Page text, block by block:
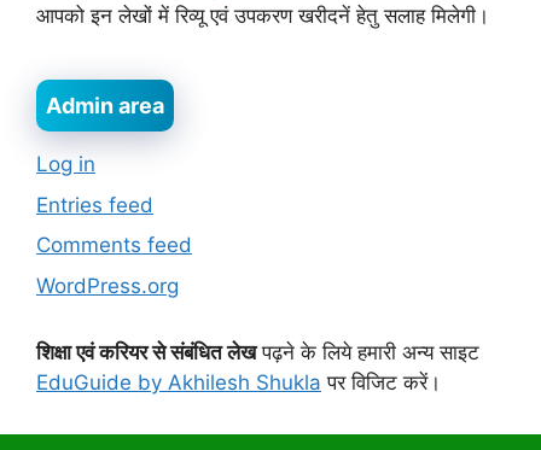
आपको इन लेखों में रिव्यू एवं उपकरण खरीदनें हेतु सलाह मिलेगी।
Admin area
Log in
Entries feed
Comments feed
WordPress.org
शिक्षा एवं करियर से संबंधित लेखपढ़ने के लिये हमारी अन्य साइट
EduGuide by Akhilesh Shukla पर विजिट करें।